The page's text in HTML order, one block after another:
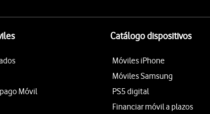
Móvil
Catálogo dispositivos
Móviles iPhone
Móviles Samsung
PS5 digital
Financiar móvil a plazos